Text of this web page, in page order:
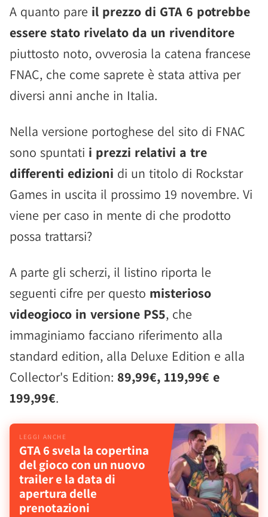
A quanto pare il prezzo di GTA 6 potrebbe
essere stato rivelato da un rivenditore
piuttosto noto, ovverosia la catena francese
FNAC, che come saprete è stata attiva per
diversi anni anche in Italia.
Nella versione portoghese del sito di FNAC
sono spuntati i prezzi relativi a tre
differenti edizioni di un titolo di Rockstar
Games in uscita il prossimo 19 novembre. Vi
viene per caso in mente di che prodotto
possa trattarsi?
A parte gli scherzi, il listino riporta le
seguenti cifre per questo misterioso
videogioco in versione PS5, che
immaginiamo facciano riferimento alla
standard edition, alla Deluxe Edition e alla
Collector's Edition: 89,99€, 119,99€ e
199,99€.
GTA 6 svela la copertina
del gioco con un nuovo
trailer e la data di
apertura delle
prenotazioni